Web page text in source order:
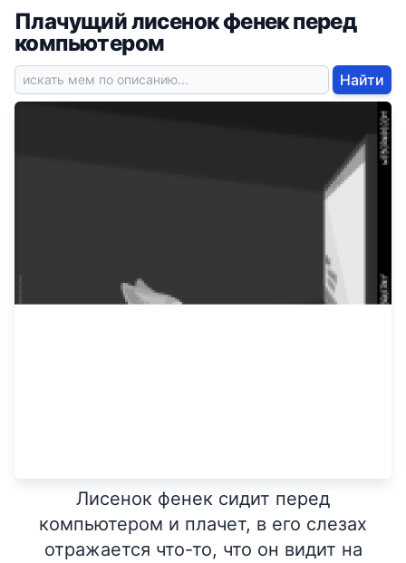
Плачущий лисенок фенек перед
компьютером
Найти
Лисенок фенек сидит перед
компьютером и плачет, в его слезах
отражается что-то, что он видит на